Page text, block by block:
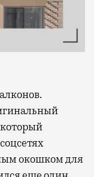
окошком для